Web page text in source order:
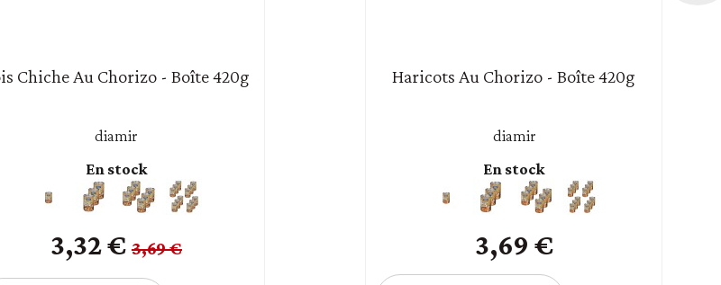
Chiche Au Chorizo - Boîte 420g
diamir
En stock
3,32 € 3,69 €
Haricots Au Chorizo - Boîte 420g
diamir
En stock
3,69 €